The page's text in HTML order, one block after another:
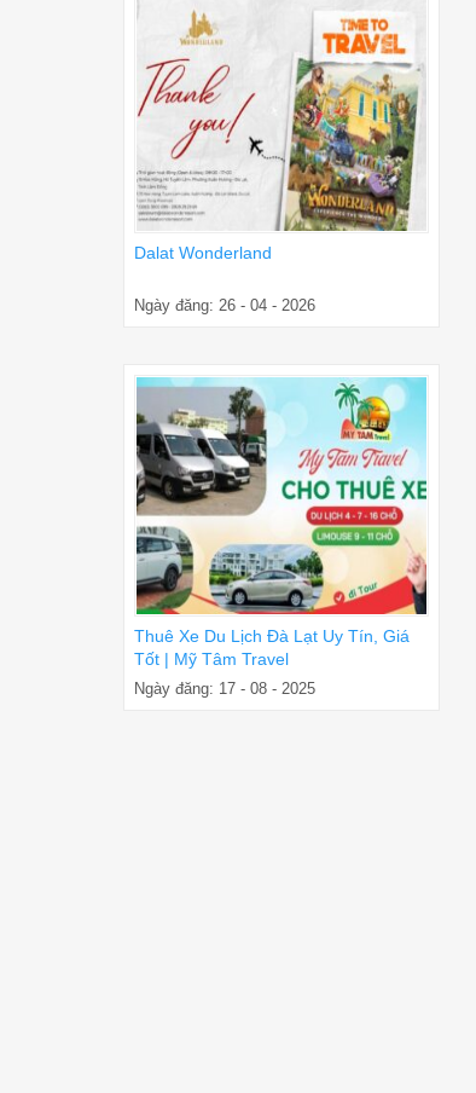
Dalat Wonderland
Ngày đăng: 26 - 04 - 2026
Thuê Xe Du Lịch Đà Lạt Uy Tín, Giá
Tốt | Mỹ Tâm Travel
Ngày đăng: 17 - 08 - 2025